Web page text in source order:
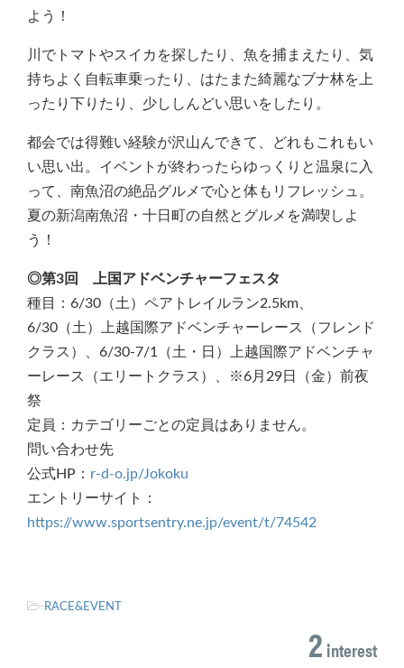
よう！
川でトマトやスイカを探したり、魚を捕まえたり、気
持ちよく自転車乗ったり、はたまた綺麗なブナ林を上
ったり下りたり、少ししんどい思いをしたり。
都会では得難い経験が沢山んできて、どれもこれもい
い思い出。イベントが終わったらゆっくりと温泉に入
って、南魚沼の絶品グルメで心と体もリフレッシュ。
夏の新潟南魚沼・十日町の自然とグルメを満喫しよ
う！
◎第3回 上国アドベンチャーフェスタ
種目：6/30（土）ペアトレイルラン2.5km、
6/30（土）上越国際アドベンチャーレース（フレンド
クラス）、6/30-7/1（土・日）上越国際アドベンチャ
ーレース（エリートクラス）、※6月29日（金）前夜
祭
定員：カテゴリーごとの定員はありません。
問い合わせ先
公式HP： r-d-o.jp/Jokoku
エントリーサイト：
https://www.sportsentry.ne.jp/event/t/74542
- RACE&EVENT
2interest